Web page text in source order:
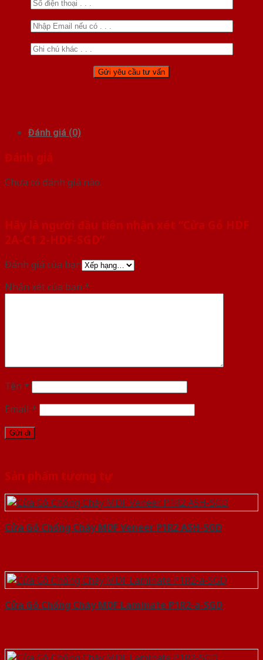
Đánh giá (0)
Đánh giá
Chưa có đánh giá nào.
Hãy là người đầu tiên nhận xét “Cửa Gỗ HDF
2A-C1 2-HDF-SGD”
Đánh giá của bạn
Nhận xét của bạn *
Tên *
Email *
Sản phẩm tương tự
Cửa Gỗ Chống Cháy MDF Veneer P1R2 ASH-SGD
Cửa Gỗ Chống Cháy MDF Laminate P1R2-a-SGD